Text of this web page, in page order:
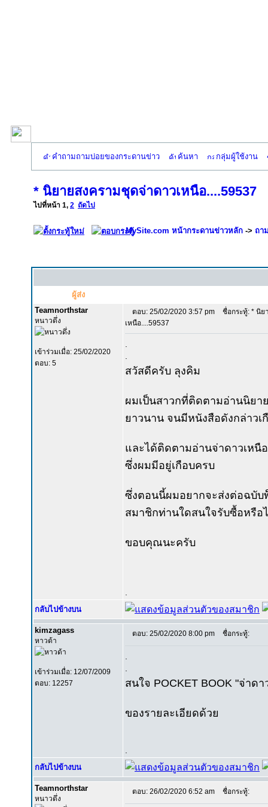
คำถามถามบ่อยของกระดานข่าว ค้นหา กลุ่มผู้ใช้งาน
* นิยายสงครามชุดจ่าดาวเหนือ....59537
ไปที่หน้า 1, 2 ถัดไป
MySite.com หน้ากระดานข่าวหลัก -> ถา
ผู้ส่ง
Teamnorthstar
หนาวดึ่ง
เข้าร่วมเมื่อ: 25/02/2020
ตอบ: 5
ตอบ: 25/02/2020 3:57 pm
ชื่อกระทู้: * นิย
เหนือ....59537
สวัสดีครับ ลุงคิม
ผมเป็นสาวกที่ติดตามอ่านนิยา
ยาวนาน จนมีหนังสือดังกล่าวเ
และได้ติดตามอ่านจ่าดาวเหนื
ซึ่งผมมีอยู่เกือบครบ
ซึ่งตอนนี้ผมอยากจะส่งต่อฉบับ
สมาชิกท่านใดสนใจรับซื้อหรือ
ขอบคุณนะครับ
กลับไปข้างบน
kimzagass
หาวด้า
เข้าร่วมเมื่อ: 12/07/2009
ตอบ: 12257
ตอบ: 25/02/2020 8:00 pm ชื่อกระทู้:
สนใจ POCKET BOOK "จ่าด
ของรายละเอียดด้วย
กลับไปข้างบน
Teamnorthstar
หนาวดึ่ง
ตอบ: 26/02/2020 6:52 am ชื่อกระทู้: